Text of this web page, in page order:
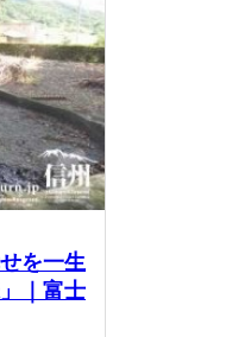
を一生
｜富士